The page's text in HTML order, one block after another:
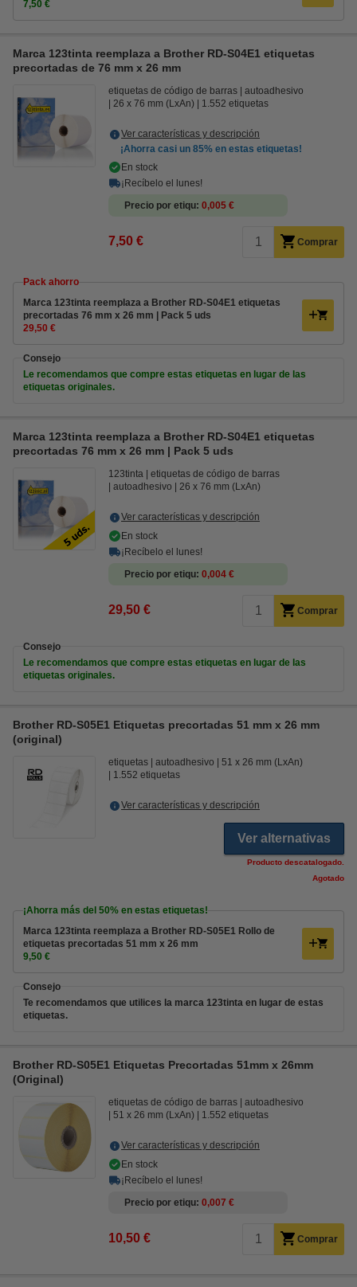
7,50 €
Marca 123tinta reemplaza a Brother RD-S04E1 etiquetas
precortadas de 76 mm x 26 mm
etiquetas de código de barras
autoadhesivo
26 x 76 mm (LxAn)
1.552 etiquetas
Ver características y descripción
¡Ahorra casi un 85% en estas etiquetas!
En stock
¡Recíbelo el lunes!
Precio por etiqu 0,005 €
7,50 € Comprar
Pack ahorro
Marca 123tinta reemplaza a Brother RD-S04E1 etiquetas
precortadas 76 mm x 26 mm | Pack 5 uds
29,50 €
Consejo
Le recomendamos que compre estas etiquetas en lugar de las
etiquetas originales.
Marca 123tinta reemplaza a Brother RD-S04E1 etiquetas
precortadas 76 mm x 26 mm | Pack 5 uds
123tinta
etiquetas de código de barras
autoadhesivo
26 x 76 mm (LxAn)
Ver características y descripción
En stock
¡Recíbelo el lunes!
Precio por etiqu 0,004 €
29,50 € Comprar
Consejo
Le recomendamos que compre estas etiquetas en lugar de las
etiquetas originales.
Brother RD-S05E1 Etiquetas precortadas 51 mm x 26 mm
(original)
etiquetas autoadhesivo
51 x 26 mm (LxAn)
1.552 etiquetas
Ver características y descripción
Ver alternativas
Producto descatalogado.
Agotado
¡Ahorra más del 50% en estas etiquetas!
Marca 123tinta reemplaza a Brother RD-S05E1 Rollo de
etiquetas precortadas 51 mm x 26 mm
9,50 €
Consejo
Te recomendamos que utilices la marca 123tinta en lugar de estas
etiquetas.
Brother RD-S05E1 Etiquetas Precortadas 51mm x 26mm
(Original)
etiquetas de código de barras
autoadhesivo
51 x 26 mm (LxAn)
1.552 etiquetas
Ver características y descripción
En stock
¡Recíbelo el lunes!
Precio por etiqu 0,007 €
10,50 € Comprar